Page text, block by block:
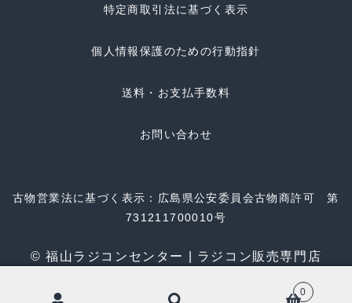
特定商取引法に基づく表示
個人情報保護のための行動指針
送料・お支払手数料
お問い合わせ
古物営業法に基づく表示：広島県公安委員会古物商許可 第
731211700010号
© 福山ラジコンセンター | ラジコン販売専門店
0